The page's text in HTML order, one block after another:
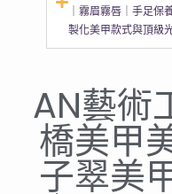
｜霧眉霧唇｜手足保
製化美甲款式與頂級
AN藝術
橋美甲
子翠美